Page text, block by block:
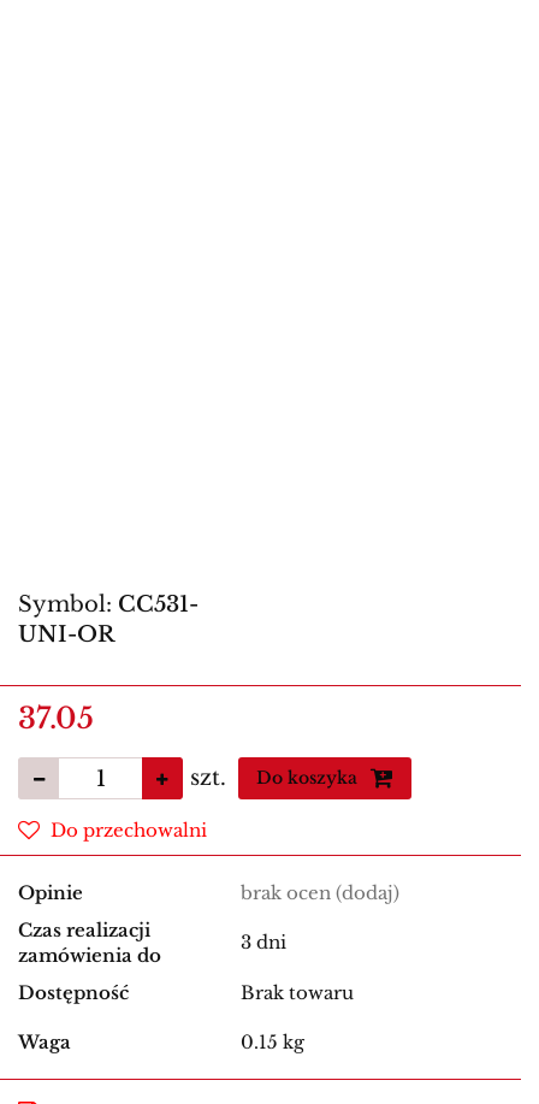
Symbol: CC531-
UNI-OR
37.05
szt. Do koszyka
Do przechowalni
Opinie brak ocen (dodaj)
Czas realizacji
zamówienia do
3 dni
Dostępność Brak towaru
Waga 0.15 kg